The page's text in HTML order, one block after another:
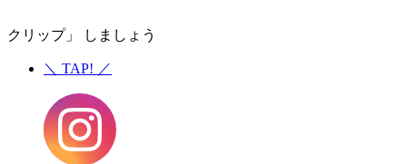
クリップ」 しましょう
＼ TAP! ／